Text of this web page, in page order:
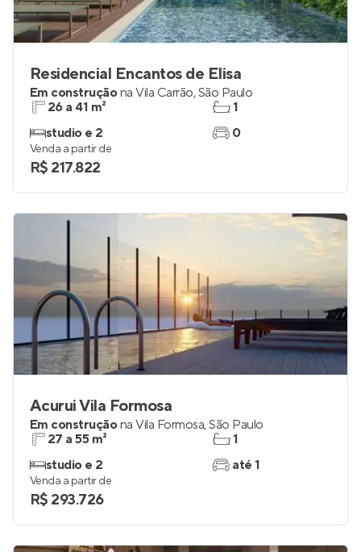
Residencial Encantos de Elisa
Em construçãona Vila Carrão,São Paulo
26 a 41 m²
studio e 2
1
0
Venda a partir de
R$ 217.822
Acurui Vila Formosa
Em construçãona Vila Formosa,São Paulo
27 a 55 m²
studio e 2
1
até 1
Venda a partir de
R$ 293.726